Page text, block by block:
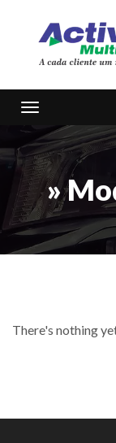
Toggle navigation
»
There's nothing